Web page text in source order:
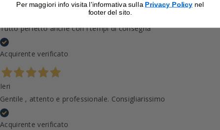
Tutto perfetto anche con i tempi di consegna
Acquirente verificato
Ieri
Gentile , attento e professionale. Consigliarissimo
Acquirente verificato
Per maggiori info visita l'informativa sulla Privacy Policy nel
footer del sito.